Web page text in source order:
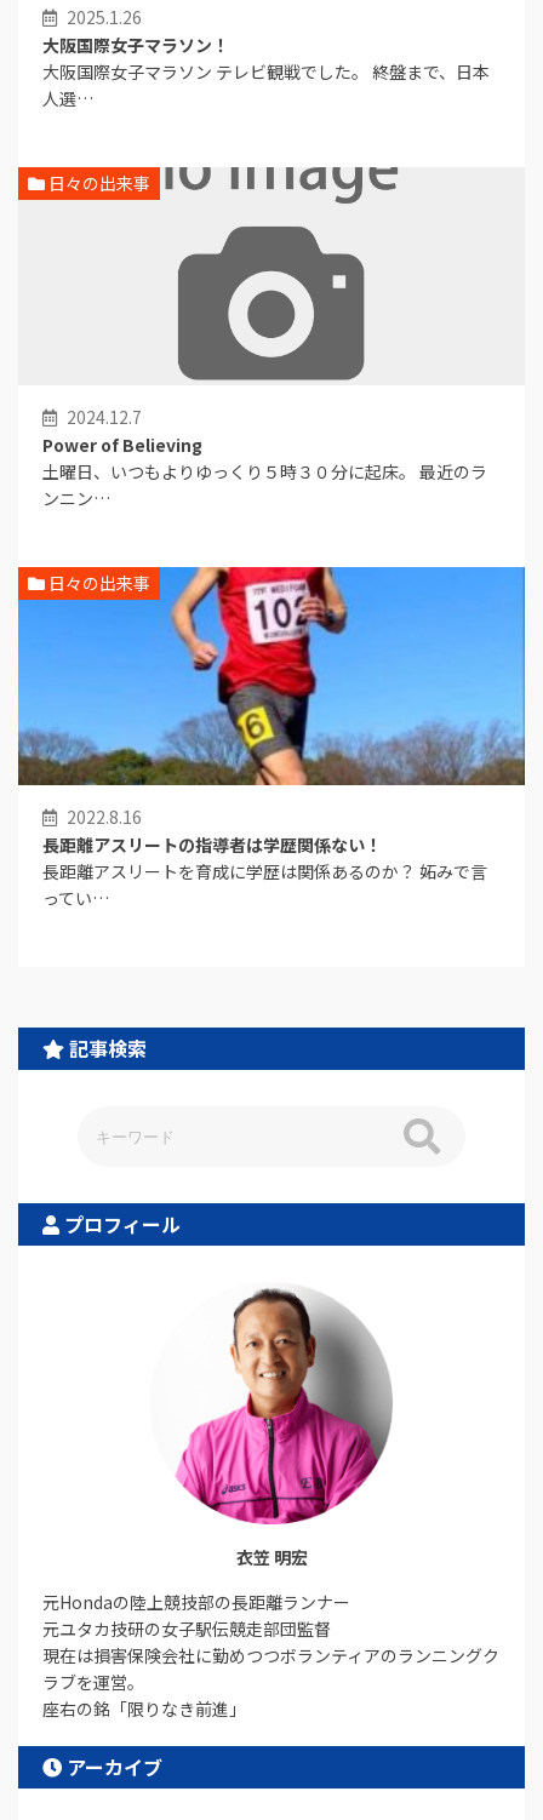
2025.1.26
大阪国際女子マラソン！
大阪国際女子マラソン テレビ観戦でした。 終盤まで、日本
人選…
2024.12.7
Power of Believing
土曜日、いつもよりゆっくり５時３０分に起床。 最近のラ
ンニン…
日々の出来事
2022.8.16
長距離アスリートの指導者は学歴関係ない！
長距離アスリートを育成に学歴は関係あるのか？ 妬みで言
ってい…
日々の出来事
記事検索
プロフィール
衣笠 明宏
元Hondaの陸上競技部の長距離ランナー
元ユタカ技研の女子駅伝競走部団監督
現在は損害保険会社に勤めつつボランティアのランニングク
ラブを運営。
座右の銘「限りなき前進」
アーカイブ